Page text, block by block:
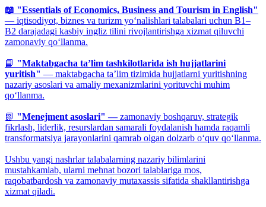
📖 "Essentials of Economics, Business and Tourism in English"
— iqtisodiyot, biznes va turizm yo‘nalishlari talabalari uchun B1–
B2 darajadagi kasbiy ingliz tilini rivojlantirishga xizmat qiluvchi
zamonaviy qo‘llanma.
📘 "Maktabgacha ta’lim tashkilotlarida ish hujjatlarini
yuritish" — maktabgacha ta’lim tizimida hujjatlarni yuritishning
nazariy asoslari va amaliy mexanizmlarini yorituvchi muhim
qo‘llanma.
📗 "Menejment asoslari" —zamonaviy boshqaruv, strategik
fikrlash, liderlik, resurslardan samarali foydalanish hamda raqamli
transformatsiya jarayonlarini qamrab olgan dolzarb o‘quv qo‘llanma.
Ushbu yangi nashrlar talabalarning nazariy bilimlarini
mustahkamlab, ularni mehnat bozori talablariga mos,
raqobatbardosh va zamonaviy mutaxassis sifatida shakllantirishga
xizmat qiladi.